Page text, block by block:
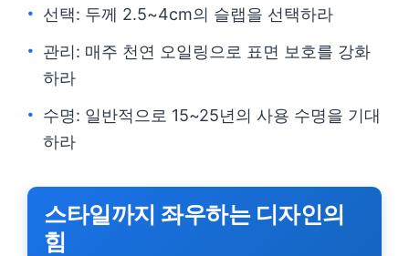
선택: 두께 2.5~4cm의 슬랩을 선택하라
관리: 매주 천연 오일링으로 표면 보호를 강화
하라
수명: 일반적으로 15~25년의 사용 수명을 기대
하라
스타일까지 좌우하는 디자인의
힘